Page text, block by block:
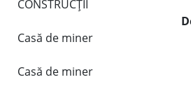
CONSTRUCŢII
Casă de miner
Casă de miner